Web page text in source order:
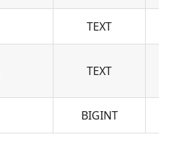
TEXT
TEXT
BIGINT